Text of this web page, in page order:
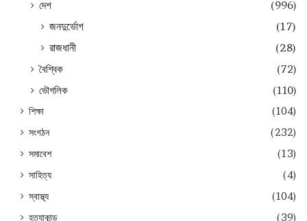
দেশ
(996)
জনদুর্ভোগ
(17)
রাজধানী
(28)
বৈশ্বিক
(72)
ভৌগলিক
(110)
শিক্ষা
(104)
সংগঠন
(232)
সমাবেশ
(13)
সাহিত্য
(4)
স্বাস্থ্য
(104)
হত্যাকান্ড
(39)